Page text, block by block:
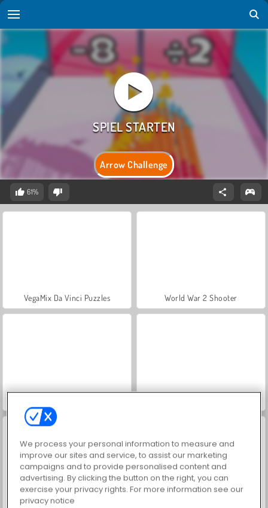
Arrow Challenge
61%
VegaMix Da Vinci Puzzles World War 2 Shooter
Farm Merge Valley
We process your personal information to measure and
improve our sites and service, to assist our marketing
campaigns and to provide personalised content and
advertising. By clicking the button on the right, you can
exercise your privacy rights. For more information see our
privacy notice